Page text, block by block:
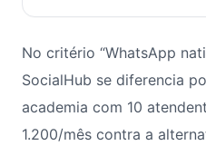
No critério “WhatsApp
SocialHub se diferencia
academia com 10
1.200/mês contra a